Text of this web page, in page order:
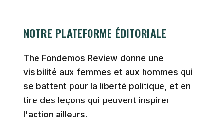
NOTRE PLATEFORME ÉDITORIALE
The Fondemos Review donne une
visibilité aux femmes et aux hommes qui
se battent pour la liberté politique, et en
tire des leçons qui peuvent inspirer
l'action ailleurs.